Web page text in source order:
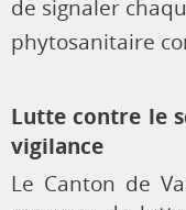
de signaler
phytosanitaire
Lutte contre le
vigilance
Le Canton de